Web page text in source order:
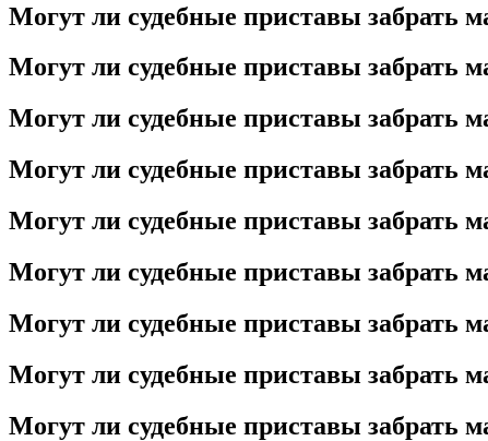
Могут ли судебные приставы забрать
Могут ли судебные приставы забрать
Могут ли судебные приставы забрать
Могут ли судебные приставы забрать
Могут ли судебные приставы забрать
Могут ли судебные приставы забрать
Могут ли судебные приставы забрать
Могут ли судебные приставы забрать
Могут ли судебные приставы забрать